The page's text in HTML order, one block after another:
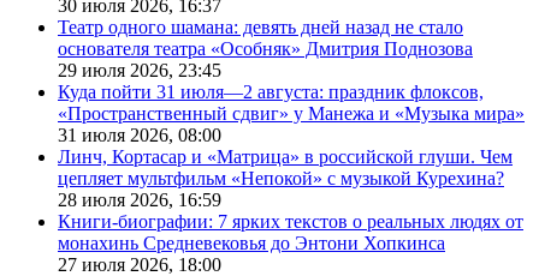
30 июля 2026, 16:37
Театр одного шамана: девять дней назад не стало
основателя театра «Особняк» Дмитрия Поднозова
29 июля 2026, 23:45
Куда пойти 31 июля—2 августа: праздник флоксов,
«Пространственный сдвиг» у Манежа и «Музыка мира»
31 июля 2026, 08:00
Линч, Кортасар и «Матрица» в российской глуши. Чем
цепляет мультфильм «Непокой» с музыкой Курехина?
28 июля 2026, 16:59
Книги-биографии: 7 ярких текстов о реальных людях от
монахинь Средневековья до Энтони Хопкинса
27 июля 2026, 18:00